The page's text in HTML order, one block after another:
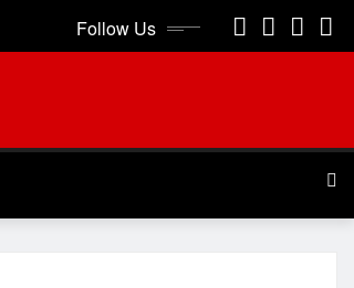
Follow Us